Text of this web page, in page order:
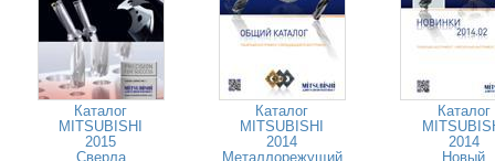
Каталог
MITSUBISHI
2015
Сверла
Каталог
MITSUBISHI
2014
Металлорежущий
Каталог
2014
Новый